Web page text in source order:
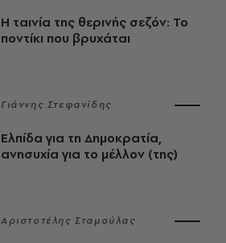
Η ταινία της θερινής σεζόν: Το
ποντίκι που βρυχάται
Γιάννης Στεφανίδης
Ελπίδα για τη Δημοκρατία,
ανησυχία για το μέλλον (της)
Αριστοτέλης Σταμούλας